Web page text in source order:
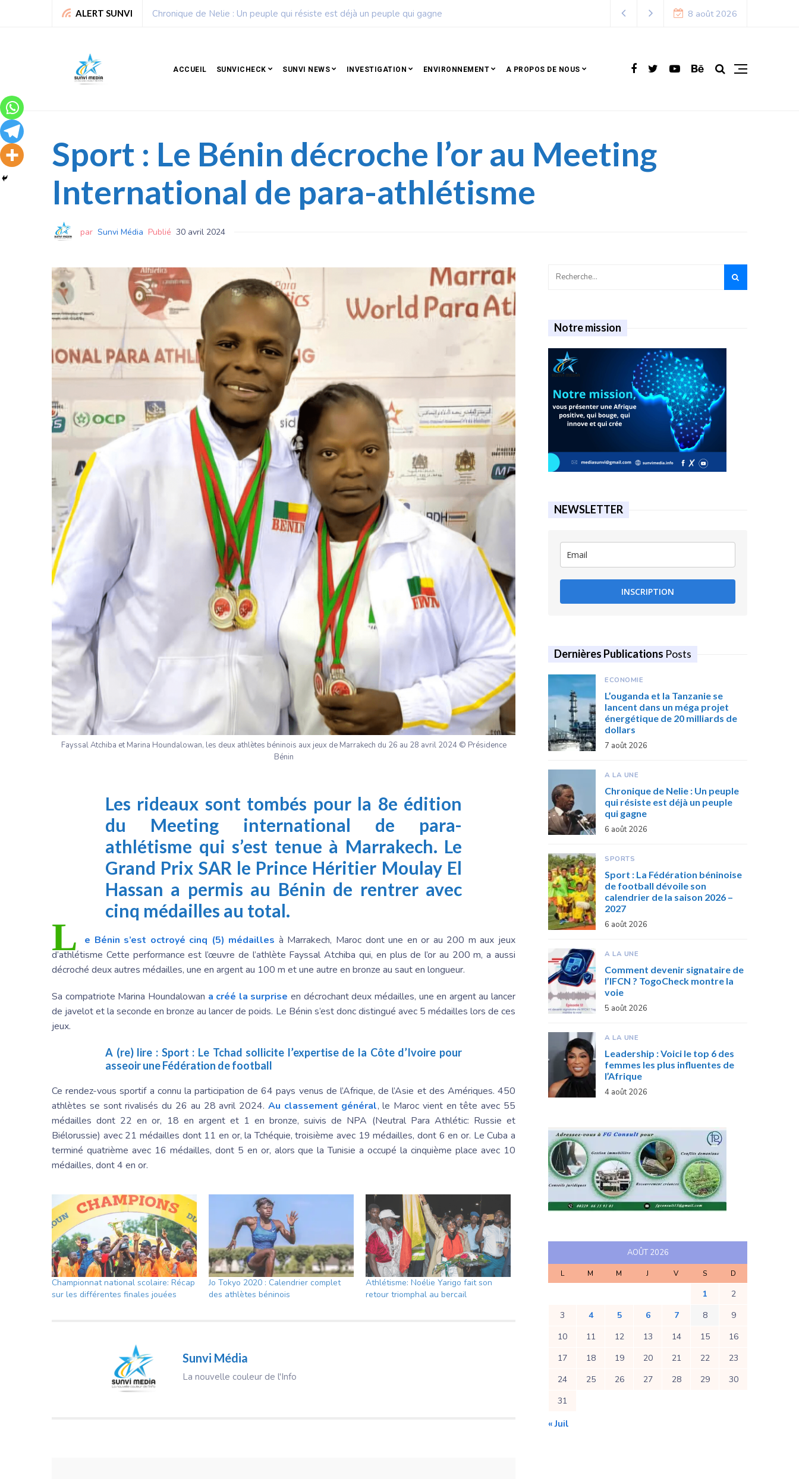
ALERT SUNVI Chronique de Nelie : Un peuple qui résiste est déjà un peuple qui gagne 8 août 2026
ACCUEIL SUNVICHECK SUNVI NEWS INVESTIGATION ENVIRONNEMENT A PROPOS DE NOUS
Sport : Le Bénin décroche l’or au Meeting
International de para-athlétisme
par Sunvi Média Publié 30 avril 2024
Fayssal Atchiba et Marina Houndalowan, les deux athlètes béninois aux jeux de Marrakech du 26 au 28 avril 2024 © Présidence
Bénin
Les rideaux sont tombés pour la 8e édition
du Meeting international de para-
athlétisme qui s’est tenue à Marrakech. Le
Grand Prix SAR le Prince Héritier Moulay El
Hassan a permis au Bénin de rentrer avec
cinq médailles au total.
L e Bénin s’est octroyé cinq (5) médailles à Marrakech, Maroc dont une en or au 200 m aux jeux
d’athlétisme Cette performance est l’œuvre de l’athlète Fayssal Atchiba qui, en plus de l’or au 200 m, a aussi
décroché deux autres médailles, une en argent au 100 m et une autre en bronze au saut en longueur.
Sa compatriote Marina Houndalowan a créé la surprise en décrochant deux médailles, une en argent au lancer
de javelot et la seconde en bronze au lancer de poids. Le Bénin s’est donc distingué avec 5 médailles lors de ces
jeux.
A (re) lire : Sport : Le Tchad sollicite l’expertise de la Côte d’Ivoire pour
asseoir une Fédération de football
Ce rendez-vous sportif a connu la participation de 64 pays venus de l’Afrique, de l’Asie et des Amériques. 450
athlètes se sont rivalisés du 26 au 28 avril 2024. Au classement général, le Maroc vient en tête avec 55
médailles dont 22 en or, 18 en argent et 1 en bronze, suivis de NPA (Neutral Para Athlétic: Russie et
Biélorussie) avec 21 médailles dont 11 en or, la Tchéquie, troisième avec 19 médailles, dont 6 en or. Le Cuba a
terminé quatrième avec 16 médailles, dont 5 en or, alors que la Tunisie a occupé la cinquième place avec 10
médailles, dont 4 en or.
Championnat national scolaire: Récap
sur les différentes finales jouées
Jo Tokyo 2020 : Calendrier complet
des athlètes béninois
Athlétisme: Noélie Yarigo fait son
retour triomphal au bercail
Sunvi Média
La nouvelle couleur de l'Info
Notre mission
NEWSLETTER
INSCRIPTION
Dernières Publications Posts
ECONOMIE
L’ouganda et la Tanzanie se
lancent dans un méga projet
énergétique de 20 milliards de
dollars
7 août 2026
A LA UNE
Chronique de Nelie : Un peuple
qui résiste est déjà un peuple
qui gagne
6 août 2026
SPORTS
Sport : La Fédération béninoise
de football dévoile son
calendrier de la saison 2026 –
2027
6 août 2026
A LA UNE
Comment devenir signataire de
l’IFCN ? TogoCheck montre la
voie
5 août 2026
A LA UNE
Leadership : Voici le top 6 des
femmes les plus influentes de
l’Afrique
4 août 2026
AOÛT 2026
L M M J V S D
1
2
3
4 5 6 7 8
9
10
11 12 13 14 15
16
17
18 19 20 21 22
23
24
25 26 27 28 29
30
31
« Juil